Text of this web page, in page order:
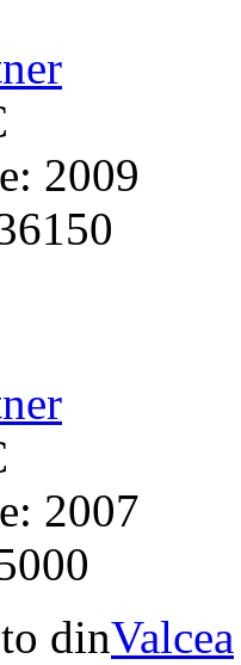
2009
2007
dinValcea